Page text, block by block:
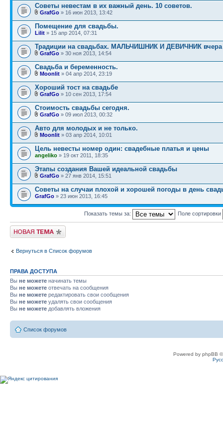
Советы невестам в их важный день. 10 советов.
GrafGo » 16 июн 2013, 13:42
Помещение для свадьбы.
Lilit » 15 апр 2014, 07:31
Традиции на свадьбах. МАЛЬЧИШНИК И ДЕВИЧНИК вчера
GrafGo » 30 ноя 2013, 14:54
Свадьба и беременность.
Moonlit » 04 апр 2014, 23:19
Хороший тост на свадьбе
GrafGo » 10 сен 2013, 17:54
Стоимость свадьбы сегодня.
GrafGo » 09 июл 2013, 00:32
Авто для молодых и не только.
Moonlit » 03 апр 2014, 10:01
Цель невесты номер один: свадебные платья и цены
angeliko » 19 окт 2011, 18:35
Этапы создания Вашей идеальной свадьбы
GrafGo » 27 янв 2014, 15:51
Советы на случаи плохой и хорошей погоды в день
GrafGo » 23 июн 2013, 16:45
Показать темы за: Поле сортировки
Новая тема
Вернуться в Список форумов
ПРАВА ДОСТУПА
Вы не можете начинать темы
Вы не можете отвечать на сообщения
Вы не можете редактировать свои сообщения
Вы не можете удалять свои сообщения
Вы не можете добавлять вложения
Список форумов
Powered by phpBB